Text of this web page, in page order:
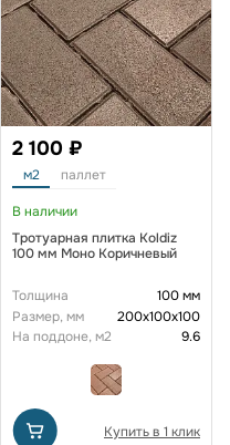
2 100 ₽
м2 паллет
В наличии
Тротуарная плитка Koldiz
100 мм Моно Коричневый
Толщина
100 мм
Размер, мм
200х100х100
На поддоне, м2
9.6
Купить в 1 клик